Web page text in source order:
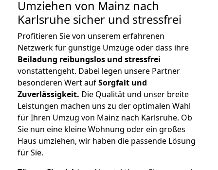
Umziehen von Mainz nach
Karlsruhe sicher und stressfrei
Profitieren Sie von unserem erfahrenen
Netzwerk für günstige Umzüge oder dass ihre
Beiladung reibungslos und stressfrei
vonstattengeht. Dabei legen unsere Partner
besonderen Wert aufSorgfalt und
Zuverlässigkeit. Die Qualität und unser breite
Leistungen machen uns zu der optimalen Wahl
für Ihren Umzug von Mainz nach Karlsruhe. Ob
Sie nun eine kleine Wohnung oder ein großes
Haus umziehen, wir haben die passende Lösung
für Sie.